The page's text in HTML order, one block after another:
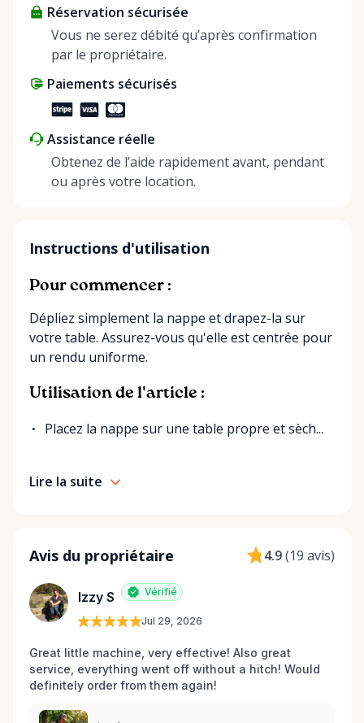
helping people enjoy more for less while making a
positive impact on the environment. By choosing to
share instead of buy, we’re all doing our part to
Réservation sécurisée
Vous ne serez débité qu’après confirmation
par le propriétaire.
Paiements sécurisés
Assistance réelle
Obtenez de l’aide rapidement avant, pendant
ou après votre location.
Instructions d'utilisation
Pour commencer :
Dépliez simplement la nappe et drapez-la sur
votre table. Assurez-vous qu'elle est centrée pour
un rendu uniforme.
Utilisation de l'article :
Placez la nappe sur une table propre et sèch...
Lire la suite
Avis du propriétaire 4.9(19 avis)
Izzy S Vérifié
Jul 29, 2026
Great little machine, very effective! Also great
service, everything went off without a hitch! Would
definitely order from them again!